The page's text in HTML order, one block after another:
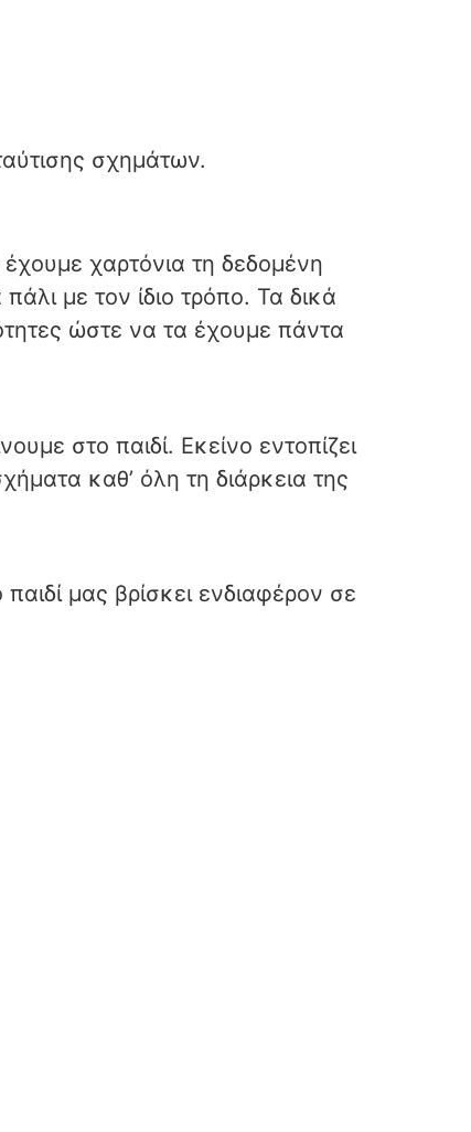
σχημάτων.
χαρτόνια τη δεδομένη
με τον ίδιο τρόπο. Τα δικά
ώστε να τα έχουμε πάντα
στο παιδί. Εκείνο εντοπίζει
καθ’ όλη τη διάρκεια της
μας βρίσκει ενδιαφέρον σε